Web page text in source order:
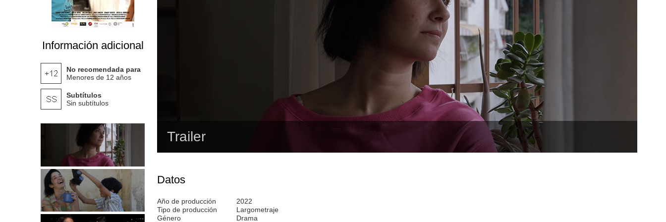
Información adicional
No recomendada para
Menores de 12 años
Subtítulos
Sin subtítulos
Trailer
Datos
Año de producción
2022
Tipo de producción
Largometraje
Género
Drama